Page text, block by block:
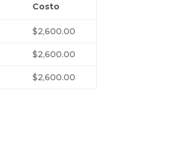
Costo
$2,600.00
$2,600.00
$2,600.00